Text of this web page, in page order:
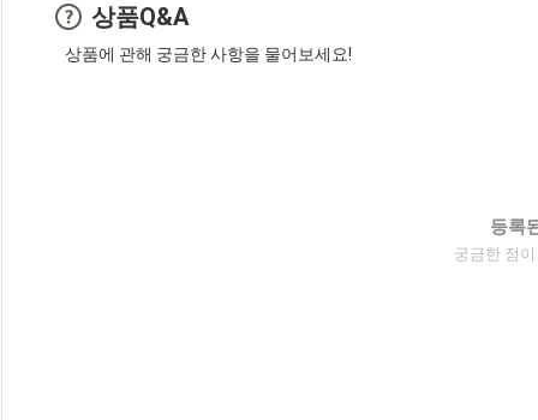
상품Q&A
상품에 관해 궁금한 사항을 물어보세요!
등록
궁금한 점